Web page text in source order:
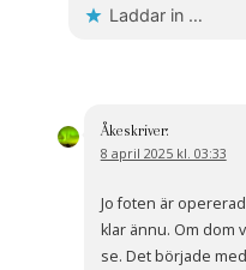
Laddar in …
Åkeskriver:
8 april 2025 kl. 03:33
Jo foten är
klar ännu. Om dom
se. Det började